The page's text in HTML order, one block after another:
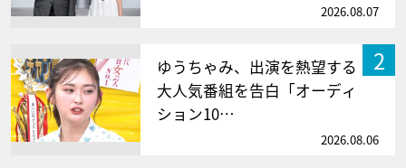
2026.08.07
2
ゆうちゃみ、出演を熱望する
大人気番組を告白「オーディ
ション10…
2026.08.06